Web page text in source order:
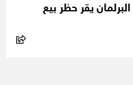
يقر حظر بيع